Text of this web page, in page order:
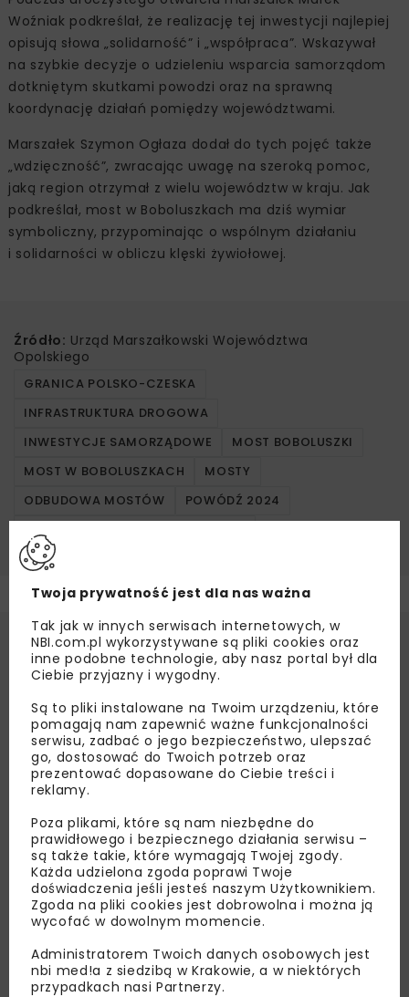
Woźniak podkreślał, że realizację tej inwestycji najlepiej
opisują słowa „solidarność” i „współpraca”. Wskazywał
na szybkie decyzje o udzieleniu wsparcia samorządom
dotkniętym skutkami powodzi oraz na sprawną
koordynację działań pomiędzy województwami.
Marszałek Szymon Ogłaza dodał do tych pojęć także
„wdzięczność”, zwracając uwagę na szeroką pomoc,
jaką region otrzymał z wielu województw w kraju. Jak
podkreślał, most w Boboluszkach ma dziś wymiar
symboliczny, przypominając o wspólnym działaniu
i solidarności w obliczu klęski żywiołowej.
Źródło: Urząd Marszałkowski Województwa
Opolskiego
GRANICA POLSKO-CZESKA
INFRASTRUKTURA DROGOWA
INWESTYCJE SAMORZĄDOWE
MOST BOBOLUSZKI
MOST W BOBOLUSZKACH
MOSTY
ODBUDOWA MOSTÓW
POWÓDŹ 2024
Twoja prywatność jest dla nas ważna
Tak jak w innych serwisach internetowych, w
NBI.com.pl wykorzystywane są pliki cookies oraz
inne podobne technologie, aby nasz portal był dla
Ciebie przyjazny i wygodny.
Są to pliki instalowane na Twoim urządzeniu, które
pomagają nam zapewnić ważne funkcjonalności
serwisu, zadbać o jego bezpieczeństwo, ulepszać
go, dostosować do Twoich potrzeb oraz
prezentować dopasowane do Ciebie treści i
reklamy.
Poza plikami, które są nam niezbędne do
prawidłowego i bezpiecznego działania serwisu –
są także takie, które wymagają Twojej zgody.
Każda udzielona zgoda poprawi Twoje
doświadczenia jeśli jesteś naszym Użytkownikiem.
Zgoda na pliki cookies jest dobrowolna i można ją
wycofać w dowolnym momencie.
Administratorem Twoich danych osobowych jest
nbi med!a z siedzibą w Krakowie, a w niektórych
przypadkach nasi Partnerzy.